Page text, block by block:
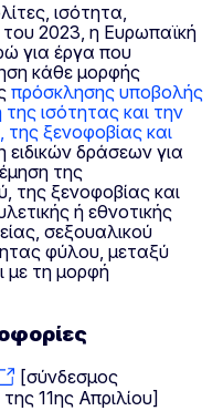
ισότητα,
του 2023, η Ευρωπαϊκή
για έργα που
κάθε μορφής
πρόσκλησης υποβολής
ισότητας και την
ξενοφοβίας και
ειδικών δράσεων για
της
της ξενοφοβίας και
ή εθνοτικής
σεξουαλικού
φύλου, μεταξύ
με τη μορφή
[σύνδεσμος
11ης Απριλίου]